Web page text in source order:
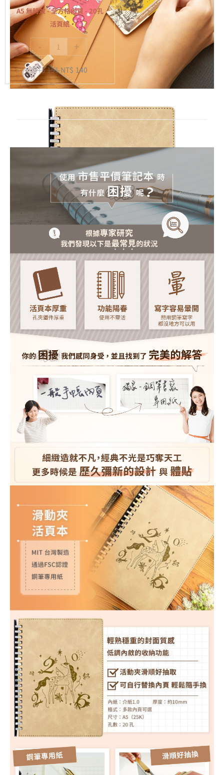
全
方
內
-
20
活
頁
紙
A5 無時效 - 全方格內頁 - 20孔
活頁紙
- +
NT$155NT$ 140